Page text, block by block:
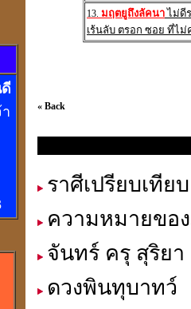
ดี
13. มฤตยูถึงลัคนาไม่ดี
เร้นลับ ตรอก ซอย ที่ไม่
« Back
ราศีเปรียบเที
ความหมายขอ
จันทร์ ครุ สุริย
ดวงพินทุบาทว์